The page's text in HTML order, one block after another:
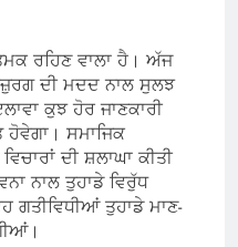
ਰਹਿਣ ਵਾਲਾ ਹੈ। ਅੱਜ
ਦੀ ਮਦਦ ਨਾਲ ਸੁਲਝ
ਕੁਝ ਹੋਰ ਜਾਣਕਾਰੀ
ਹੋਵੇਗਾ। ਸਮਾਜਿਕ
ਦੀ ਸ਼ਲਾਘਾ ਕੀਤੀ
ਨਾਲ ਤੁਹਾਡੇ ਵਿਰੁੱਧ
ਤੁਹਾਡੇ ਮਾਣ-